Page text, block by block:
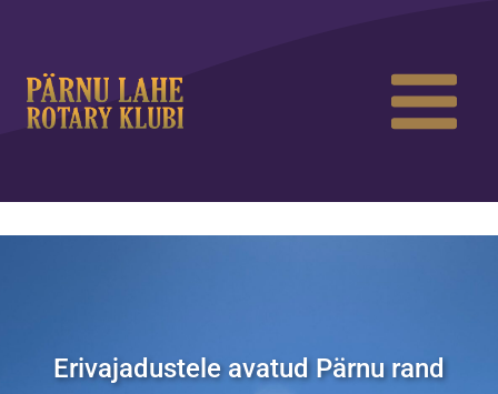
Erivajadustele avatud Pärnu rand